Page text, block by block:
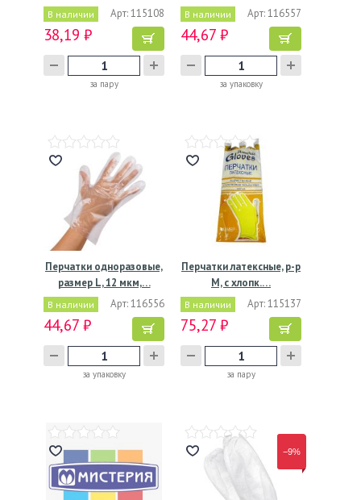
В наличии Арт: 115108
38,19 ₽
за пару
В наличии Арт: 116557
44,67 ₽
за упаковку
Перчатки одноразовые,
размер L, 12 мкм,…
В наличии Арт: 116556
44,67 ₽
за упаковку
Перчатки латексные, р-р
M, с хлопк.…
В наличии Арт: 115137
75,27 ₽
за пару
−9%